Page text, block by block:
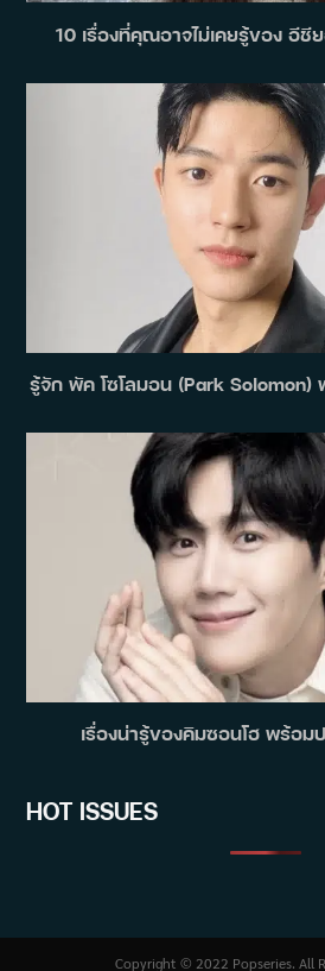
10 เรื่องที่คุณอาจไม่เคยรู้ของ อีชี
รู้จัก พัค โซโลมอน (Park Solomon)
เรื่องน่ารู้ของคิมซอนโฮ พร้อม
HOT ISSUES
Copyright © 2022 Popseries. All